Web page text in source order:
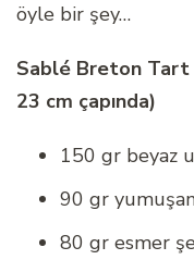
öyle bir şey…
Sablé Breton Tart
23 cm çapında)
150 gr beyaz
90 gr
80 gr esmer